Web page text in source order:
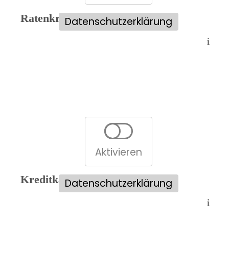
Datenschutzerklärung
Ratenkreditvergleich:
i
Aktivieren
Datenschutzerklärung
Kreditkartenvergleich:
i